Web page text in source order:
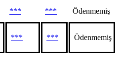
*** *** Ödenmemiş
*** *** Ödenmemiş